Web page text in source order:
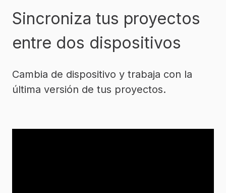
Sincroniza tus proyectos
entre dos dispositivos
Cambia de dispositivo y trabaja con la
última versión de tus proyectos.